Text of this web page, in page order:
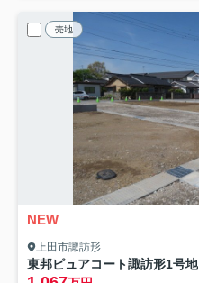
売地
NEW
上田市諏訪形
東邦ピュアコート諏訪形1号地